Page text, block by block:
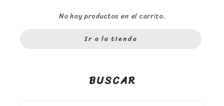
No hay productos en el carrito.
Ir a la tienda
BUSCAR